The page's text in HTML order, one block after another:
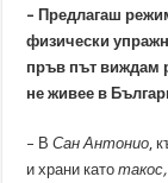
– Предлагаш
физически
пръв път виждам
не живее в
– ВСан Антонио,
и храни катотакос,